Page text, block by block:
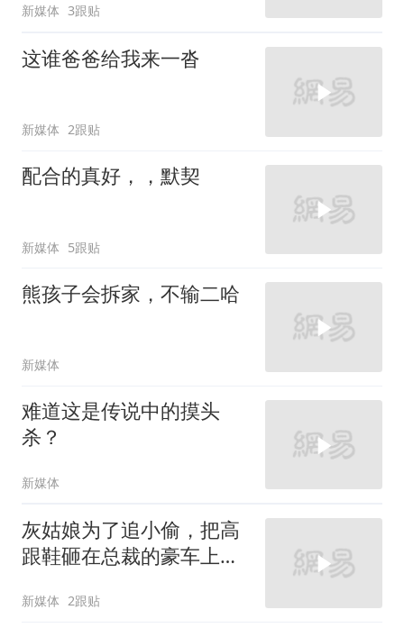
新媒体 3跟贴
这谁爸爸给我来一沓
新媒体 2跟贴
配合的真好，，默契
新媒体 5跟贴
熊孩子会拆家，不输二哈
新媒体
难道这是传说中的摸头
杀？
新媒体
灰姑娘为了追小偷，把高
跟鞋砸在总裁的豪车上，
新媒体 2跟贴